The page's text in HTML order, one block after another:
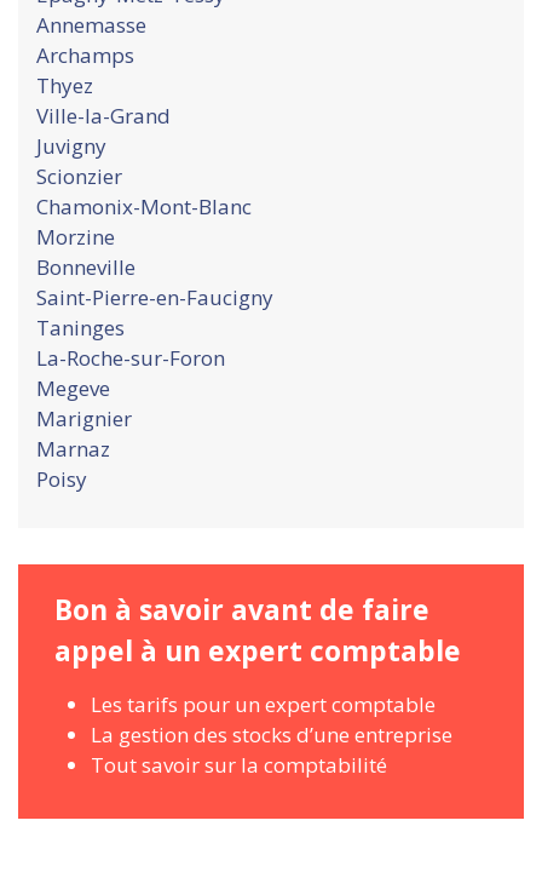
Annemasse
Archamps
Thyez
Ville-la-Grand
Juvigny
Scionzier
Chamonix-Mont-Blanc
Morzine
Bonneville
Saint-Pierre-en-Faucigny
Taninges
La-Roche-sur-Foron
Megeve
Marignier
Marnaz
Poisy
Bon à savoir avant de faire
appel à un expert comptable
Les tarifs pour un expert comptable
La gestion des stocks d’une entreprise
Tout savoir sur la comptabilité